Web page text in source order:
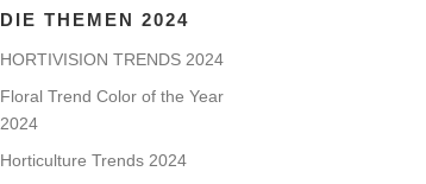
DIE THEMEN 2024
HORTIVISION TRENDS 2024
Floral Trend Color of the Year
2024
Horticulture Trends 2024